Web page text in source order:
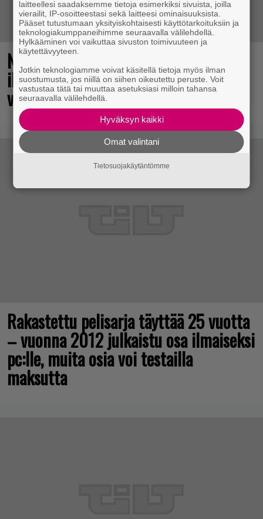
No johan pomppasi: 30 vuotta sitten
ilmestynyt klassikkoräiskintä sai
valtavasti lisää sisältöä
Rakastettu pelisarja täyttää 25 vuotta
– vuonna 2012 julkaistu osa ilmaiseksi
pc:lle, muita osia voi testailla
maksutta
laitteellesi saadaksemme tietoja esimerkiksi sivuista, joilla
vierailit, IP-osoitteestasi sekä laitteesi ominaisuuksista.
Pääset tutustumaan yksityiskohtaisesti käyttötarkoituksiin ja
teknologiakumppaneihimme seuraavalla välilehdellä.
Hylkääminen voi vaikuttaa sivuston toimivuuteen ja
käytettävyyteen.
Jotkin teknologiamme voivat käsitellä tietoja myös ilman
suostumusta, jos niillä on siihen oikeutettu peruste. Voit
vastustaa tätä tai muuttaa asetuksiasi milloin tahansa
seuraavalla välilehdellä.
Hyväksyn kaikki
Omat valintani
Tietosuojakäytäntömme